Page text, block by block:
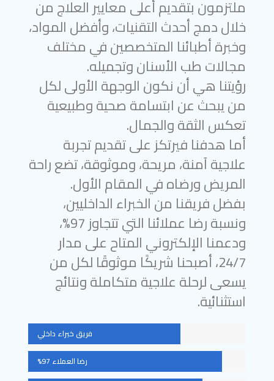
ملتزمون بتقديم أعلى معايير العلاج من
خلال دمج أحدث التقنيات، وأفضل المواد،
وخبرة أطبائنا المتخصصين في مختلف
مجالات طب الأسنان وتجميله.
رؤيتنا هي أن نكون الوجهة الأولى لكل
من يبحث عن ابتسامة صحية وطبيعية
تعكس الثقة والجمال.
أما هدفنا فيرتكز على تقديم تجربة
علاجية آمنة، مريحة، وموثوقة، تضع راحة
المريض ورضاه في المقام الأول.
بفضل فريقنا من الخبراء الداخليين،
ونسبة رضا عملائنا التي تتجاوز 97%،
ودعمنا الإلكتروني المتاح على مدار
24/7، أصبحنا شريكًا موثوقًا لكل من
يسعى لرحلة علاجية متكاملة ونتائج
استثنائية.
فريق خبراء داخلي
رضا العملاء 97%